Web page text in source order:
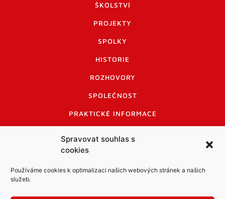
Spravovat souhlas s
cookies
Používáme cookies k optimalizaci našich webových stránek a našich
služeb.
ŠKOLSTVÍ
PROJEKTY
SPOLKY
HISTORIE
ROZHOVORY
SPOLEČNOST
PRAKTICKÉ INFORMACE
INFORMACE A KODEX DISKUTUJÍCÍCH
LOGO A LOGO MANUÁL